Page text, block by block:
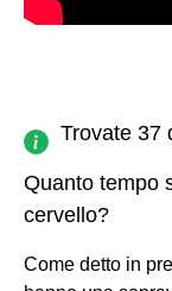
Trovate 37
Quanto tempo
cervello?
Come detto in